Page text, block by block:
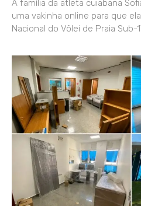
A família da atleta cuiabana
uma vakinha online para que
Nacional do Vôlei de Praia Sub-